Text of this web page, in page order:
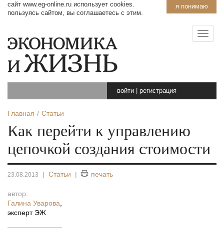
я понимаю
сайт www.eg-online.ru использует cookies.
пользуясь сайтом, вы соглашаетесь с этим.
войти регистрация
Главная Статьи
Как перейти к управлению
цепочкой создания стоимости
23.08.2013 | Статьи | печать
автор:
Галина Уварова
эксперт ЭЖ